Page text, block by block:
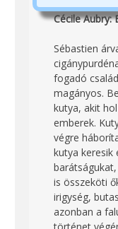
Cécile Aubry:
Sébastien
fogadó
magányos.
kutya, akit
emberek.
végre
kutya keresik
is összeköti
irigység,
azonban a
történet